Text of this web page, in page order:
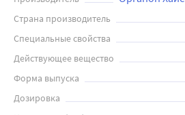
Страна производитель
Специальные свойства
Действующее вещество
Форма выпуска
Дозировка